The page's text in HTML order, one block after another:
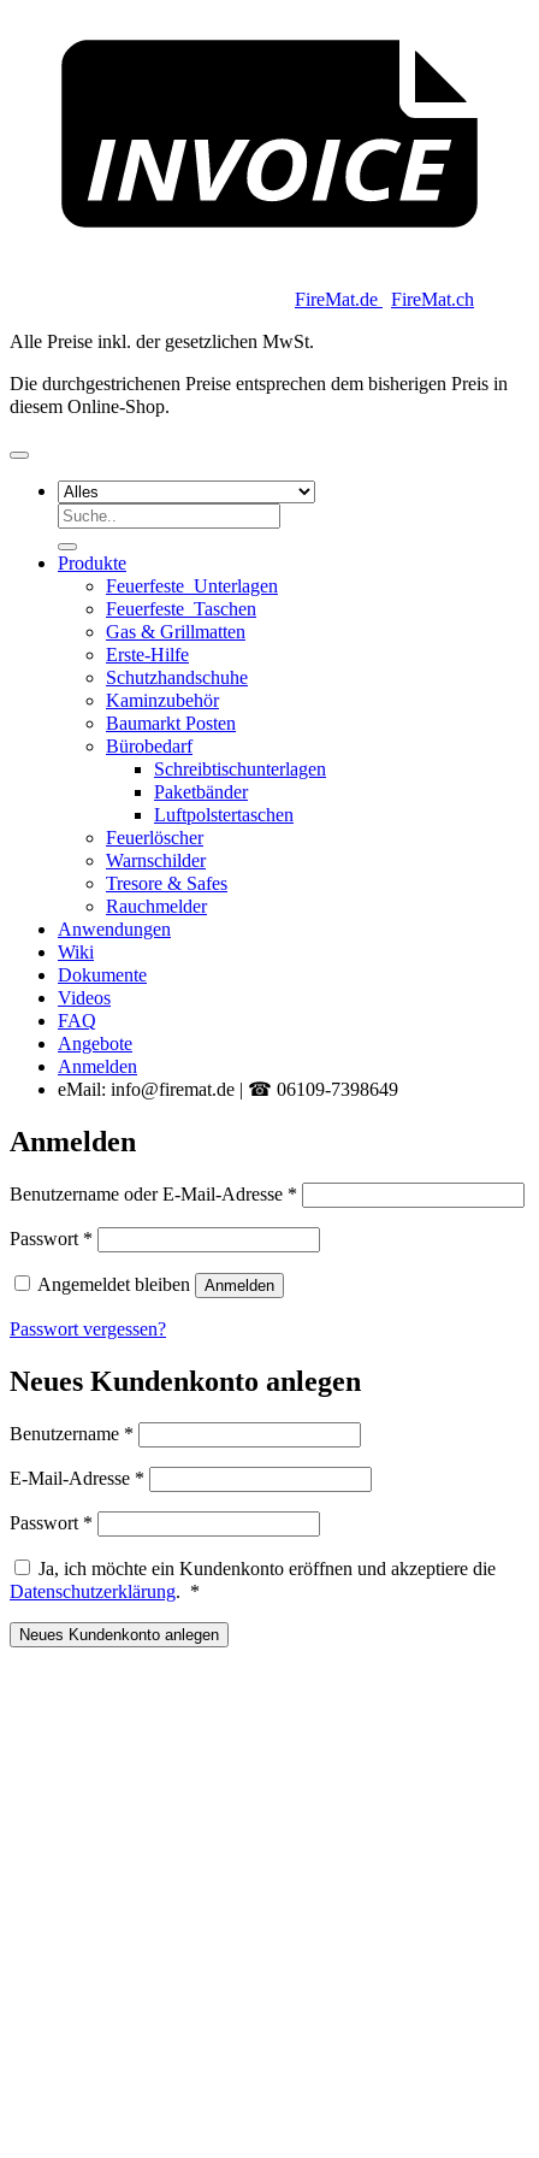
FireMat.de FireMat.ch
Alle Preise inkl. der gesetzlichen MwSt.
Die durchgestrichenen Preise entsprechen dem bisherigen Preis in
diesem Online-Shop.
Suchen
Produkte
Feuerfeste_Unterlagen
Feuerfeste_Taschen
Gas & Grillmatten
Erste-Hilfe
Schutzhandschuhe
Kaminzubehör
Baumarkt Posten
Bürobedarf
Schreibtischunterlagen
Paketbänder
Luftpolstertaschen
Feuerlöscher
Warnschilder
Tresore & Safes
Rauchmelder
Anwendungen
Wiki
Dokumente
Videos
FAQ
Angebote
Anmelden
eMail: info@firemat.de | ☎ 06109-7398649
Anmelden
Benutzername oder E-Mail-Adresse *
Passwort *
Angemeldet bleiben Anmelden
Passwort vergessen?
Neues Kundenkonto anlegen
Benutzername *
E-Mail-Adresse *
Passwort *
Ja, ich möchte ein Kundenkonto eröffnen und akzeptiere die
Datenschutzerklärung. *
Neues Kundenkonto anlegen